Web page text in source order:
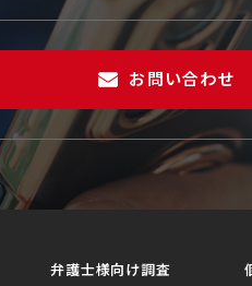
お問い合わせ
弁護士様向け調査